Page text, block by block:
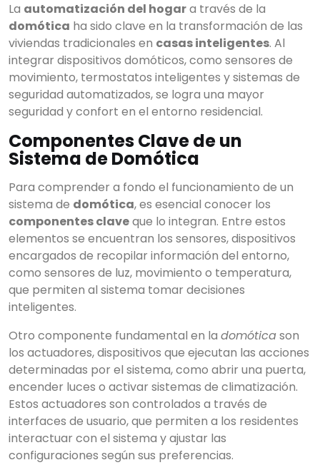
La automatización del hogara través de la
domótica ha sido clave en la transformación de las
viviendas tradicionales en casas inteligentes. Al
integrar dispositivos domóticos, como sensores de
movimiento, termostatos inteligentes y sistemas de
seguridad automatizados, se logra una mayor
seguridad y confort en el entorno residencial.
Componentes Clave de un
Sistema de Domótica
Para comprender a fondo el funcionamiento de un
sistema de domótica, es esencial conocer los
componentes claveque lo integran. Entre estos
elementos se encuentran los sensores, dispositivos
encargados de recopilar información del entorno,
como sensores de luz, movimiento o temperatura,
que permiten al sistema tomar decisiones
inteligentes.
Otro componente fundamental en la domóticason
los actuadores, dispositivos que ejecutan las acciones
determinadas por el sistema, como abrir una puerta,
encender luces o activar sistemas de climatización.
Estos actuadores son controlados a través de
interfaces de usuario, que permiten a los residentes
interactuar con el sistema y ajustar las
configuraciones según sus preferencias.